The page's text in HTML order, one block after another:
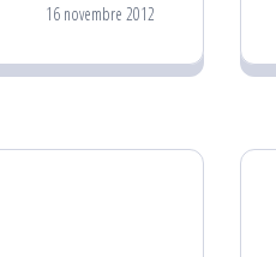
16 novembre 2012